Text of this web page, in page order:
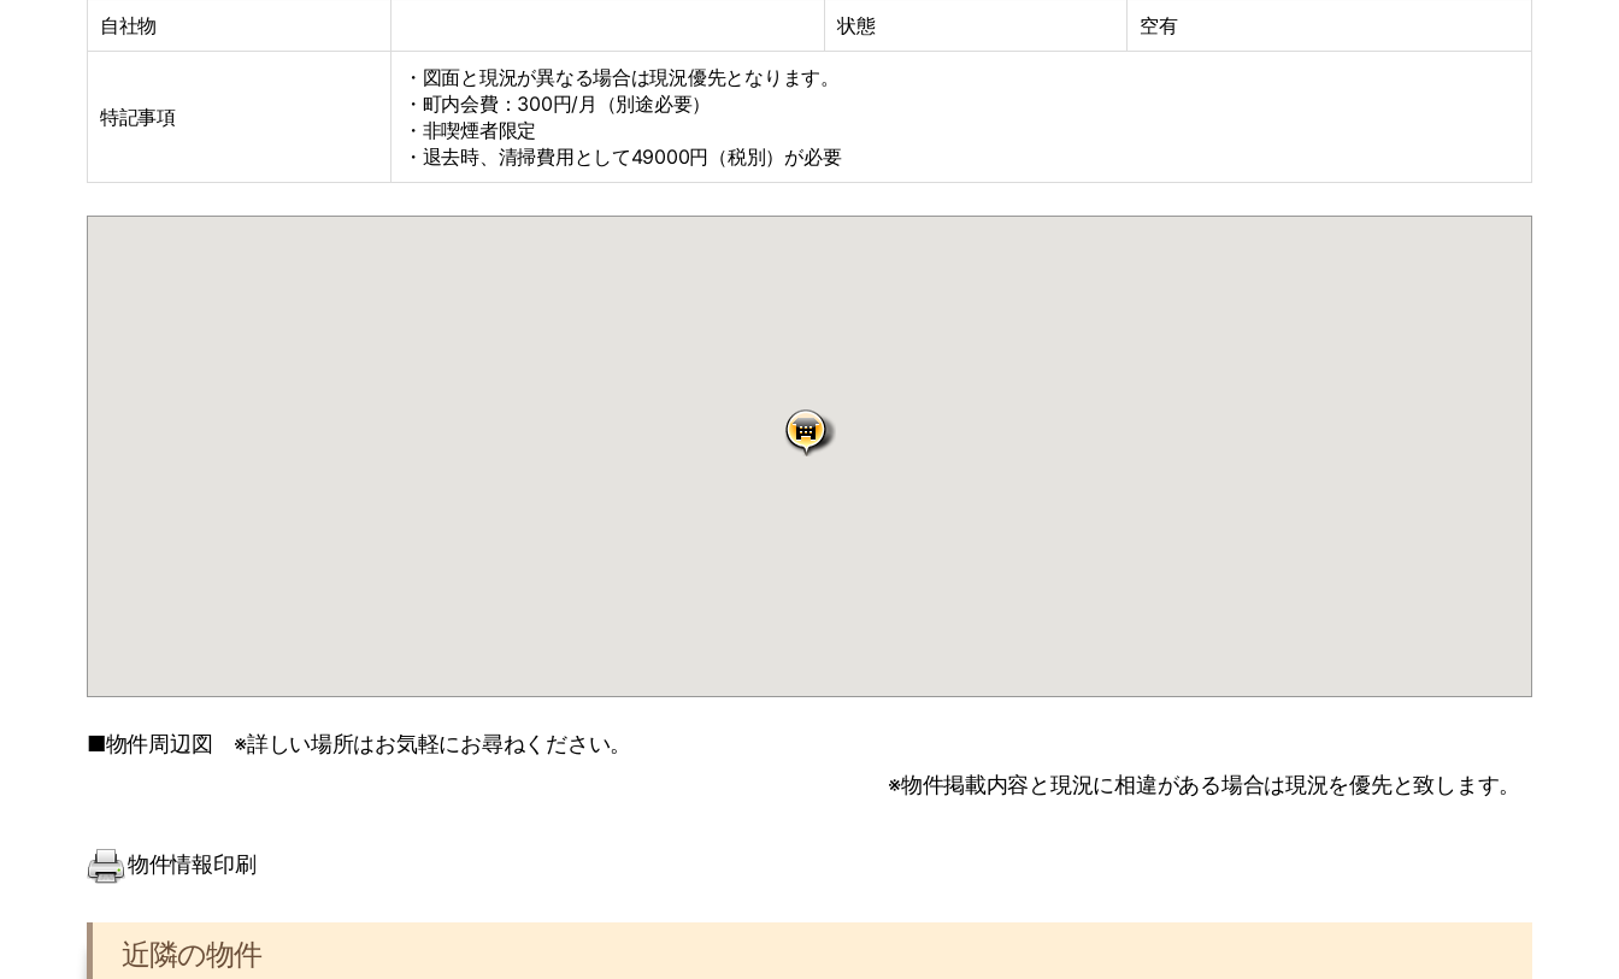
自社物 状態 空有
特記事項
・図面と現況が異なる場合は現況優先となります。
・町内会費：300円/月（別途必要）
・非喫煙者限定
・退去時、清掃費用として49000円（税別）が必要
■物件周辺図 ※詳しい場所はお気軽にお尋ねください。
※物件掲載内容と現況に相違がある場合は現況を優先と致します。
物件情報印刷
近隣の物件